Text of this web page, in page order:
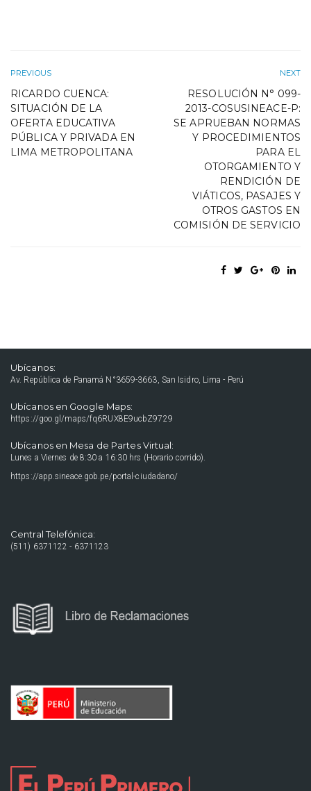
PREVIOUS
RICARDO CUENCA:
SITUACIÓN DE LA
OFERTA EDUCATIVA
PÚBLICA Y PRIVADA EN
LIMA METROPOLITANA
NEXT
RESOLUCIÓN N° 099-
2013-COSUSINEACE-P:
SE APRUEBAN NORMAS
Y PROCEDIMIENTOS
PARA EL
OTORGAMIENTO Y
RENDICIÓN DE
VIÁTICOS, PASAJES Y
OTROS GASTOS EN
COMISIÓN DE SERVICIO
Ubícanos:
Av. República de Panamá N°3659-3663, San Isidro, Lima - Perú
Ubícanos en Google Maps:
https://goo.gl/maps/fq6RUX8E9ucbZ9729
Ubícanos en Mesa de Partes Virtual:
Lunes a Viernes de 8:30 a 16:30 hrs (Horario corrido).
https://app.sineace.gob.pe/portal-ciudadano/
Central Telefónica:
(511) 6371122 - 6371123